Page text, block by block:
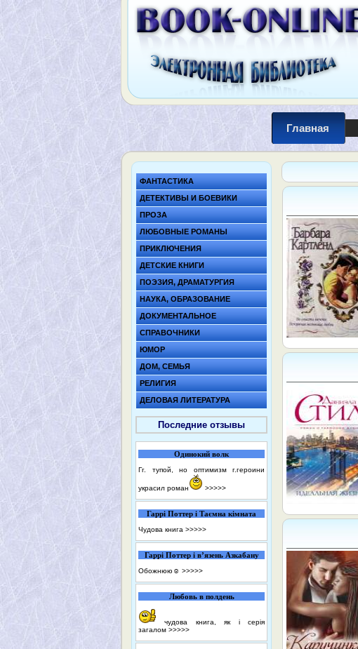
Главная
ФАНТАСТИКА
ДЕТЕКТИВЫ И БОЕВИКИ
ПРОЗА
ЛЮБОВНЫЕ РОМАНЫ
ПРИКЛЮЧЕНИЯ
ДЕТСКИЕ КНИГИ
ПОЭЗИЯ, ДРАМАТУРГИЯ
НАУКА, ОБРАЗОВАНИЕ
ДОКУМЕНТАЛЬНОЕ
СПРАВОЧНИКИ
ЮМОР
ДОМ, СЕМЬЯ
РЕЛИГИЯ
ДЕЛОВАЯ ЛИТЕРАТУРА
Последние отзывы
Одинокий волк
Гг. тупой, но оптимизм г.героини
украсил роман >>>>>
Гаррі Поттер і Таємна кімната
Чудова книга >>>>>
Гаррі Поттер і в’язень Азкабану
Обожнюю☺️ >>>>>
Любовь в полдень
чудова книга, як і серія
загалом >>>>>